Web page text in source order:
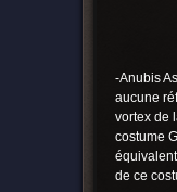
-Anubis
aucune
vortex de
costume
de ce